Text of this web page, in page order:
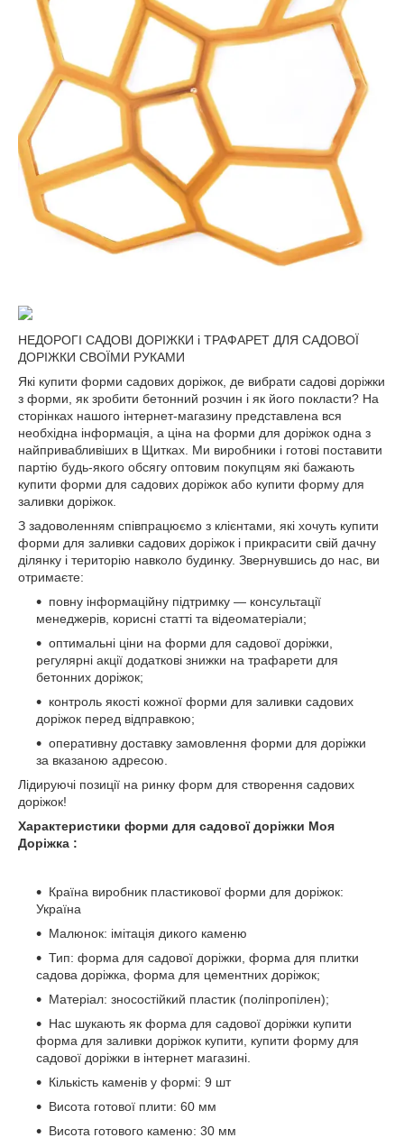
НЕДОРОГІ САДОВІ ДОРІЖКИ і ТРАФАРЕТ ДЛЯ САДОВОЇ
ДОРІЖКИ СВОЇМИ РУКАМИ
Які купити форми садових доріжок, де вибрати садові доріжки
з форми, як зробити бетонний розчин і як його покласти? На
сторінках нашого інтернет-магазину представлена вся
необхідна інформація, а ціна на форми для доріжок одна з
найпривабливіших в Щитках. Ми виробники і готові поставити
партію будь-якого обсягу оптовим покупцям які бажають
купити форми для садових доріжок або купити форму для
заливки доріжок.
З задоволенням співпрацюємо з клієнтами, які хочуть купити
форми для заливки садових доріжок і прикрасити свій дачну
ділянку і територію навколо будинку. Звернувшись до нас, ви
отримаєте:
повну інформаційну підтримку — консультації
менеджерів, корисні статті та відеоматеріали;
оптимальні ціни на форми для садової доріжки,
регулярні акції додаткові знижки на трафарети для
бетонних доріжок;
контроль якості кожної форми для заливки садових
доріжок перед відправкою;
оперативну доставку замовлення форми для доріжки
за вказаною адресою.
Лідируючі позиції на ринку форм для створення садових
доріжок!
Характеристики форми для садової доріжки Моя
Доріжка :
Країна виробник пластикової форми для доріжок:
Україна
Малюнок: імітація дикого каменю
Тип: форма для садової доріжки, форма для плитки
садова доріжка, форма для цементних доріжок;
Матеріал: зносостійкий пластик (поліпропілен);
Нас шукають як форма для садової доріжки купити
форма для заливки доріжок купити, купити форму для
садової доріжки в інтернет магазині.
Кількість каменів у формі: 9 шт
Висота готової плити: 60 мм
Висота готового каменю: 30 мм